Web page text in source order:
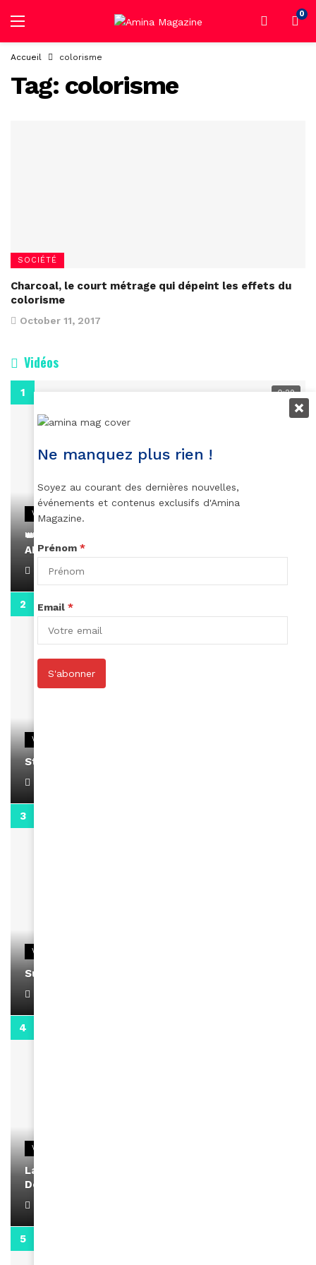
0
Accueil colorisme
Tag: colorisme
SOCIÉTÉ
Charcoal, le court métrage qui dépeint les effets du
colorisme
October 11, 2017
Vidéos
0:29
VIDEOS
👑 Remerciements à Ayden pour son message sur
AMINA, le Magazine de la Femme
April 1, 2022
VIDEOS
Stacy passe un message
VIDEOS
Support Black Business Wee-kend
VIDEOS
La rubrique santé speciale coronavirus du
Docteur Makanda
Ne manquez plus rien !
Soyez au courant des dernières nouvelles,
événements et contenus exclusifs d'Amina
Magazine.
Prénom *
Email *
S'abonner